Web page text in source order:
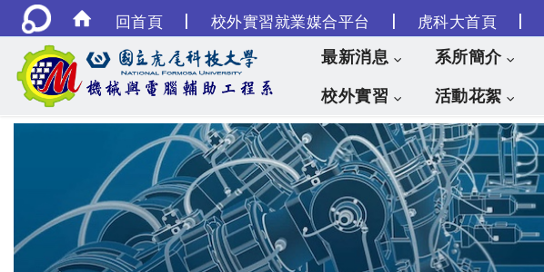
回首頁 | 校外實習就業媒合平台 | 虎科大首頁 |
最新消息 系所簡介
校外實習 活動花絮